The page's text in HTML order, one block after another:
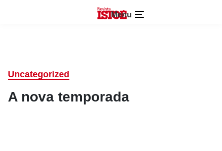
Menu
Uncategorized
A nova temporada